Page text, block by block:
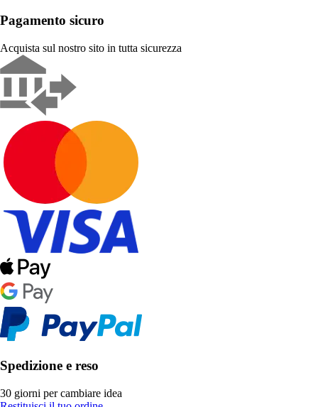
Pagamento sicuro
Acquista sul nostro sito in tutta sicurezza
Spedizione e reso
30 giorni per cambiare idea